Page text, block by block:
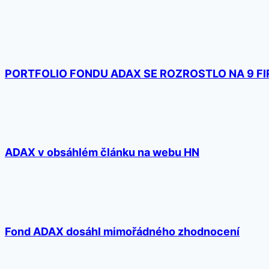
PORTFOLIO FONDU ADAX SE ROZROSTLO NA 9
ADAX v obsáhlém článku na webu HN
Fond ADAX dosáhl mimořádného zhodnocení